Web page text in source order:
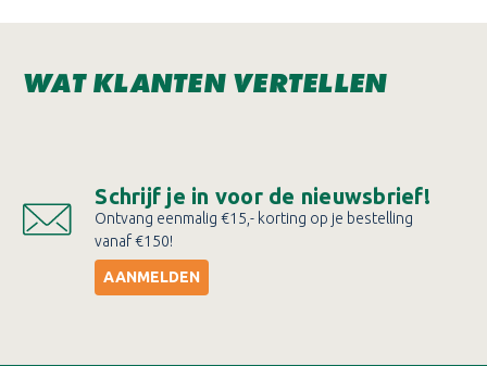
WAT KLANTEN VERTELLEN
Schrijf je in voor de nieuwsbrief!
Ontvang eenmalig €15,- korting op je bestelling
vanaf €150!
AANMELDEN